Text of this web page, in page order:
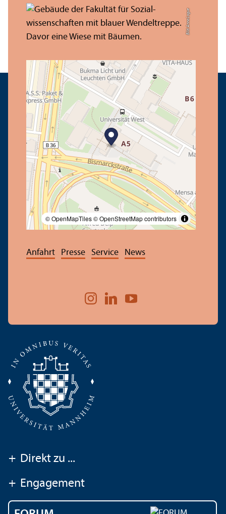
Bild: Anna Logue
© OpenMapTiles© OpenStreetMap contributors
Anfahrt Presse Service News
+ Direkt zu ...
+ Engagement